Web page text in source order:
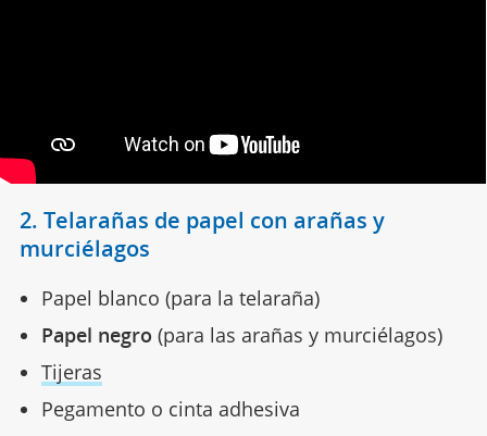
2. Telarañas de papel con arañas y
murciélagos
Papel blanco (para la telaraña)
Papel negro (para las arañas y murciélagos)
Tijeras
Pegamento o cinta adhesiva